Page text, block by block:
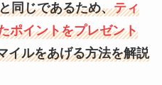
同じであるため、ティ
ポイントをプレゼント
イルをあげる方法を解説